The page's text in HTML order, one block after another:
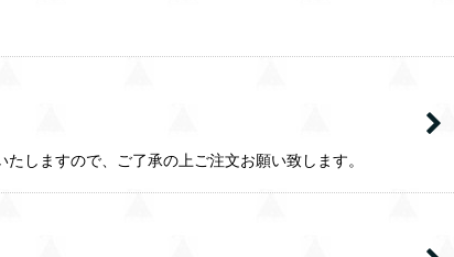
しますので、ご了承の上ご注文お願い致します。